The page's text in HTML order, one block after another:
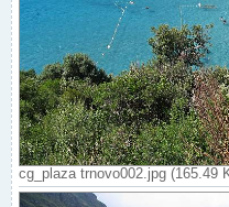
cg_plaza trnovo002.jpg (165.49